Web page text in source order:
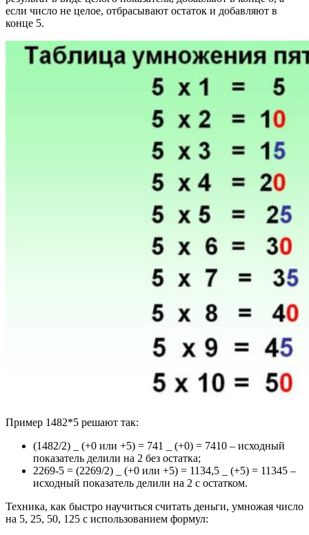
если число не целое, отбрасывают остаток и добавляют в
конце 5.
Пример 1482*5 решают так:
(1482/2) _ (+0 или +5) = 741 _ (+0) = 7410 – исходный
показатель делили на 2 без остатка;
2269-5 = (2269/2) _ (+0 или +5) = 1134,5 _ (+5) = 11345 –
исходный показатель делили на 2 с остатком.
Техника, как быстро научиться считать деньги, умножая число
на 5, 25, 50, 125 с использованием формул: